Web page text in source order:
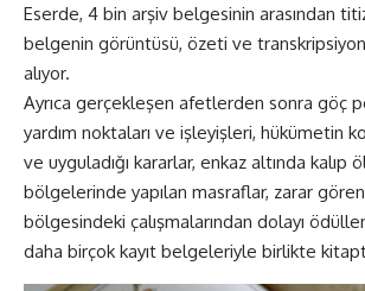
Eserde, 4 bin arşiv belgesinin arasından
belgenin görüntüsü, özeti ve
alıyor.
Ayrıca gerçekleşen afetlerden sonra göç
yardım noktaları ve işleyişleri, hükümetin
ve uyguladığı kararlar, enkaz altında kalıp
bölgelerinde yapılan masraflar, zarar
bölgesindeki çalışmalarından dolayı
daha birçok kayıt belgeleriyle birlikte